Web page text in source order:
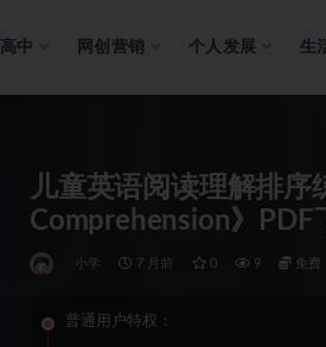
高中 网创营销 个人发展 生
儿童英语阅读理解排序
Comprehension》PDF
小学 7 月前 0 9 免费
普通用户特权：